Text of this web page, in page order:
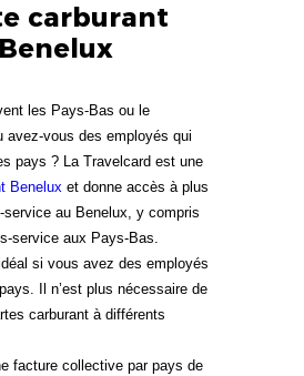
carburant
Benelux
les Pays-Bas ou le
avez-vous des employés qui
pays ? La Travelcard est une
Benelux et donne accès à plus
au Benelux, y compris
service aux Pays-Bas.
si vous avez des employés
Il n’est plus nécessaire de
carburant à différents
facture collective par pays de